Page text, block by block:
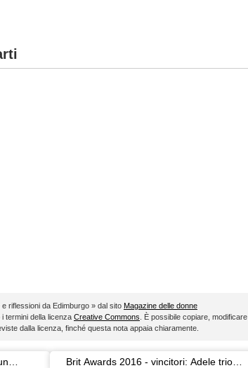
riflessioni da Edimburgo » dal sito Magazine delle donne
termini della licenza Creative Commons . È possibile copiare, modificare
dalla licenza, finché questa nota appaia chiaramente.
Brit Awards 2016 - vincitori: Adele trionfa